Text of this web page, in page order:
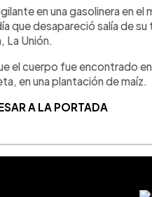
en una gasolinera en el
que desapareció salía de su
La Unión.
el cuerpo fue encontrado
en una plantación de maíz.
A LA PORTADA